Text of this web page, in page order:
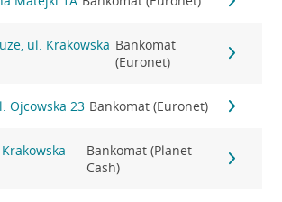
ul. Krakowska Bankomat
(Euronet)
Ojcowska 23 Bankomat (Euronet)
Bankomat (Planet
Cash)